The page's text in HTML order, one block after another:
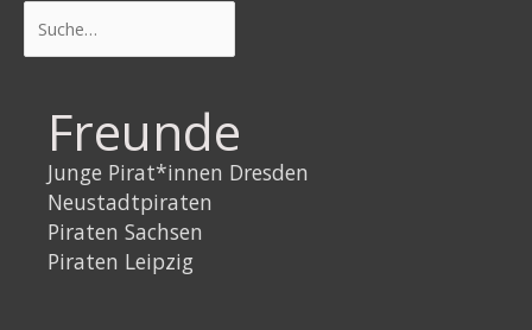
Freunde
Junge Pirat*innen Dresden
Neustadtpiraten
Piraten Sachsen
Piraten Leipzig